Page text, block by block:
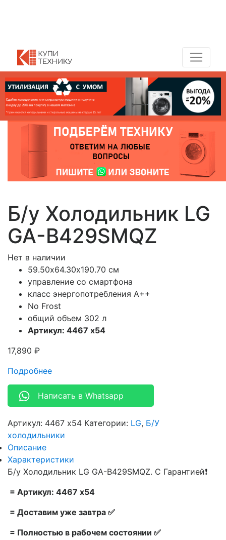
Б/у Холодильник LG
GA-B429SMQZ
Нет в наличии
59.50х64.30х190.70 см
управление со смартфона
класс энергопотребления A++
No Frost
общий объем 302 л
Артикул: 4467 x54
17,890 ₽
Подробнее
Написать в Whatsapp
Артикул: 4467 x54 Категории: LG, Б/У
холодильники
Описание
Характеристики
Б/у Холодильник LG GA-B429SMQZ. С Гарантией❗
= Артикул: 4467 x54
= Доставим уже завтра ✅
= Полностью в рабочем состоянии ✅